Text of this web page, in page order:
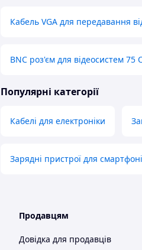
Кабель VGA для передавання
BNC роз'єм для відеосистем 75
Популярні категорії
Кабелі для електроніки
Зарядні пристрої для
Продавцям
Довідка для продавців